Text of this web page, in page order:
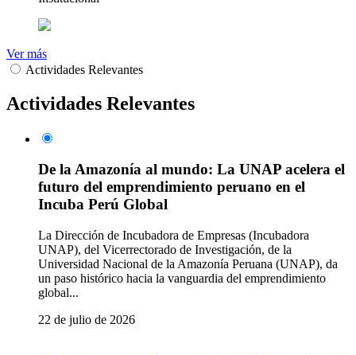
Ver más
Actividades Relevantes
Actividades Relevantes
De la Amazonía al mundo: La UNAP acelera el
futuro del emprendimiento peruano en el
Incuba Perú Global
La Dirección de Incubadora de Empresas (Incubadora
UNAP), del Vicerrectorado de Investigación, de la
Universidad Nacional de la Amazonía Peruana (UNAP), da
un paso histórico hacia la vanguardia del emprendimiento
global...
22 de julio de 2026